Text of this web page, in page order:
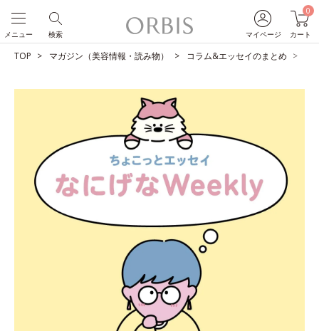
マイページ
0
カート
検索
メニュー
TOP マガジン（美容情報・読み物） コラム&エッセイのまとめ